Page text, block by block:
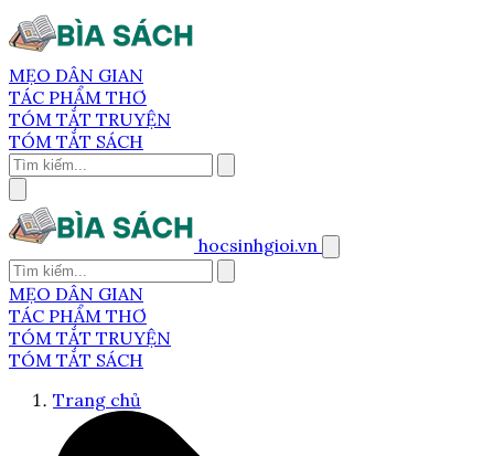
MẸO DÂN GIAN
TÁC PHẨM THƠ
TÓM TẮT TRUYỆN
TÓM TẮT SÁCH
hocsinhgioi.vn
MẸO DÂN GIAN
TÁC PHẨM THƠ
TÓM TẮT TRUYỆN
TÓM TẮT SÁCH
Trang chủ